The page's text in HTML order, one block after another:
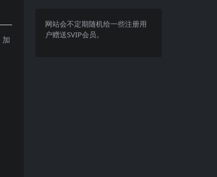
加
网站会不定期随机给一些注册用
户赠送SVIP会员。